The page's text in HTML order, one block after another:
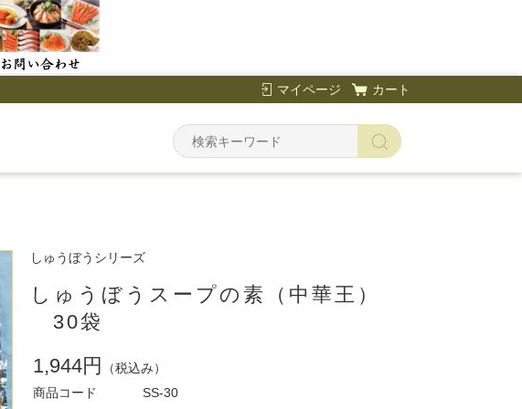
マイページ カート
しゅうぼうシリーズ
しゅうぼうスープの素（中華王）
30袋
1,944円
（税込み）
商品コード
SS-30